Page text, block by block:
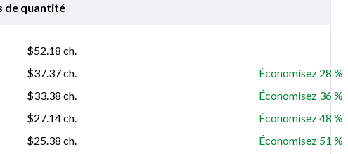
de quantité
$52.18 ch.
$37.37ch.
Économisez 28 %
$33.38 ch.
Économisez 36 %
$27.14ch.
Économisez 48 %
$25.38 ch.
Économisez 51 %